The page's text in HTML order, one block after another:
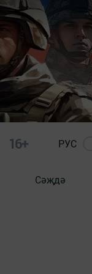
16+ РУС
Сәҗдә